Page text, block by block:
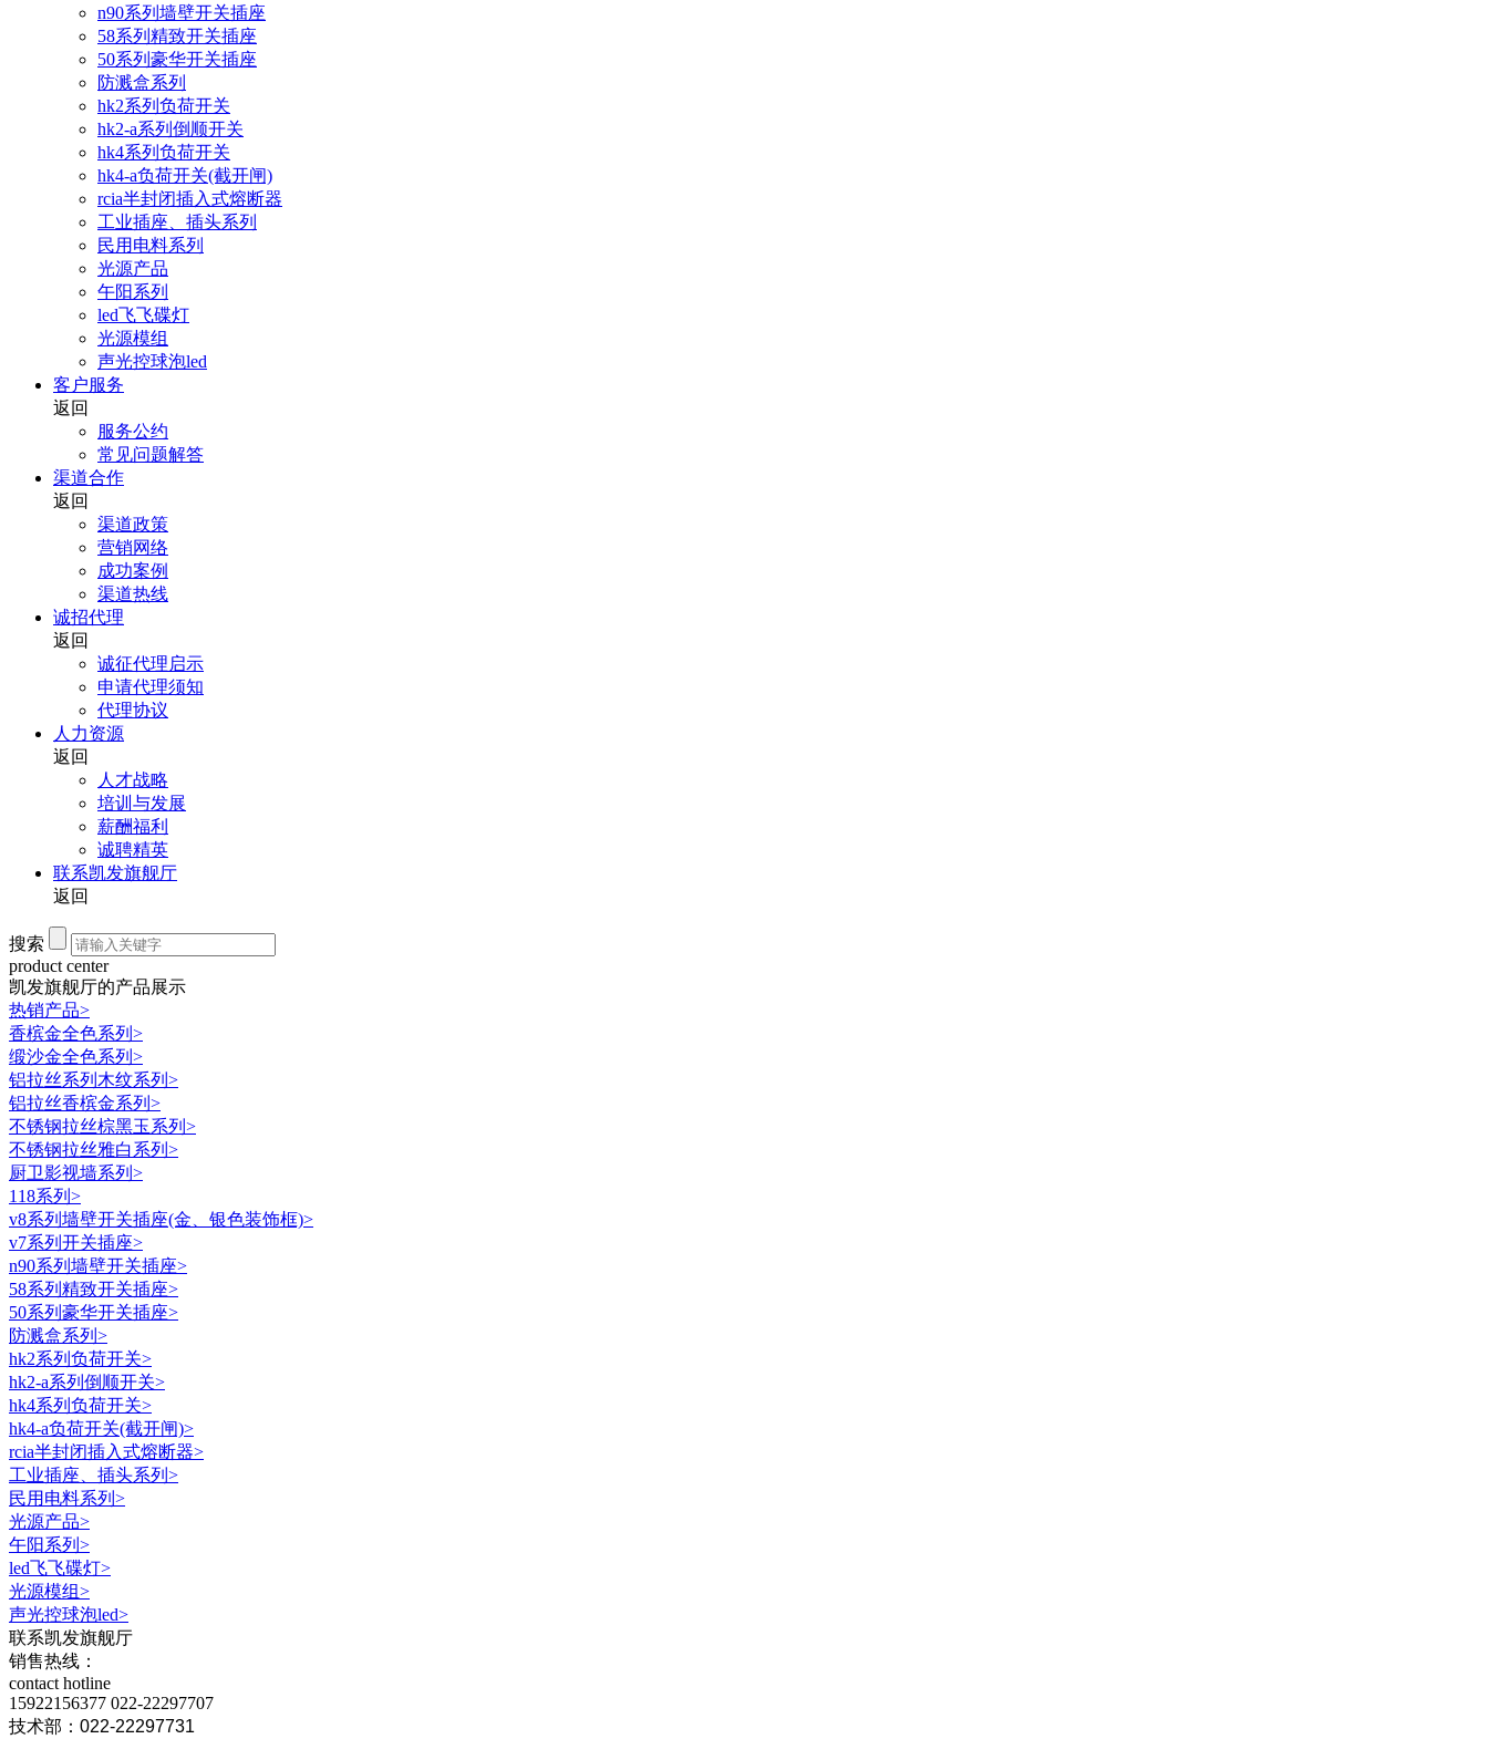
n90系列墙壁开关插座
58系列精致开关插座
50系列豪华开关插座
防溅盒系列
hk2系列负荷开关
hk2-a系列倒顺开关
hk4系列负荷开关
hk4-a负荷开关(截开闸)
rcia半封闭插入式熔断器
工业插座、插头系列
民用电料系列
光源产品
午阳系列
led飞飞碟灯
光源模组
声光控球泡led
客户服务
返回
服务公约
常见问题解答
渠道合作
返回
渠道政策
营销网络
成功案例
渠道热线
诚招代理
返回
诚征代理启示
申请代理须知
代理协议
人力资源
返回
人才战略
培训与发展
薪酬福利
诚聘精英
联系凯发旗舰厅
返回
搜索
product center
凯发旗舰厅的产品展示
热销产品>
香槟金全色系列 >
缎沙金全色系列 >
铝拉丝系列木纹系列 >
铝拉丝香槟金系列 >
不锈钢拉丝棕黑玉系列 >
不锈钢拉丝雅白系列 >
厨卫影视墙系列 >
118系列 >
v8系列墙壁开关插座(金、银色装饰框)>
v7系列开关插座>
n90系列墙壁开关插座>
58系列精致开关插座>
50系列豪华开关插座>
防溅盒系列 >
hk2系列负荷开关>
hk2-a系列倒顺开关>
hk4系列负荷开关>
hk4-a负荷开关(截开闸)>
rcia半封闭插入式熔断器>
工业插座、插头系列 >
民用电料系列 >
光源产品>
午阳系列 >
led飞飞碟灯>
光源模组>
声光控球泡led>
联系凯发旗舰厅
销售热线：
contact hotline
15922156377 022-22297707
技术部：022-22297731